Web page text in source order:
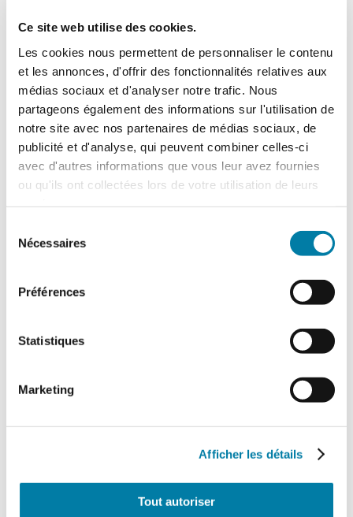
Ce site web utilise des cookies.
Les cookies nous permettent de personnaliser le contenu
et les annonces, d'offrir des fonctionnalités relatives aux
médias sociaux et d'analyser notre trafic. Nous
partageons également des informations sur l'utilisation de
notre site avec nos partenaires de médias sociaux, de
publicité et d'analyse, qui peuvent combiner celles-ci
avec d'autres informations que vous leur avez fournies
ou qu'ils ont collectées lors de votre utilisation de leurs
Nécessaires
Préférences
Statistiques
Marketing
Afficher les détails
Tout autoriser
Face au Risque
Magazine numérique n° 543 –
Juin 2018
25,20€ TTC
Ajouter au panier Détails